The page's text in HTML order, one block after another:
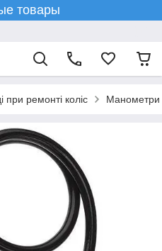
товары
при ремонті коліс Манометри